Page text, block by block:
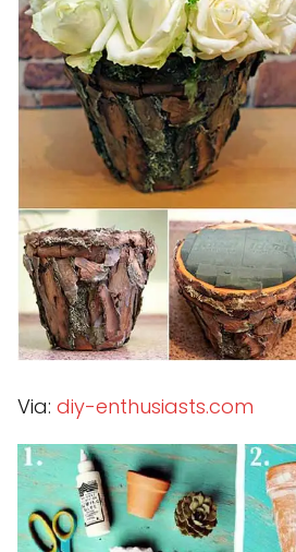
Via: diy-enthusiasts.com